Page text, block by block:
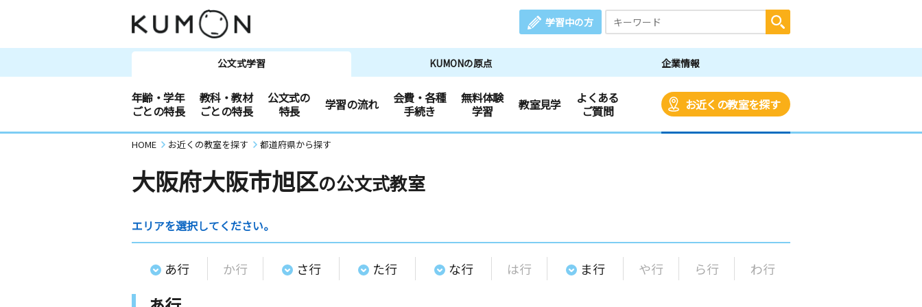
学習中の方
公文式学習 KUMONの原点 企業情報
年齢・学年
ごとの特長
教科・教材
ごとの特長
公文式の
特長
学習の流れ
会費・各種
手続き
無料体験
学習
教室見学
よくある
ご質問
お近くの教室を探す
HOME お近くの教室を探す 都道府県から探す
大阪府大阪市旭区の公文式教室
エリアを選択してください。
あ行 か行 さ行 た行 な行 は行 ま行 や行 ら行 わ行